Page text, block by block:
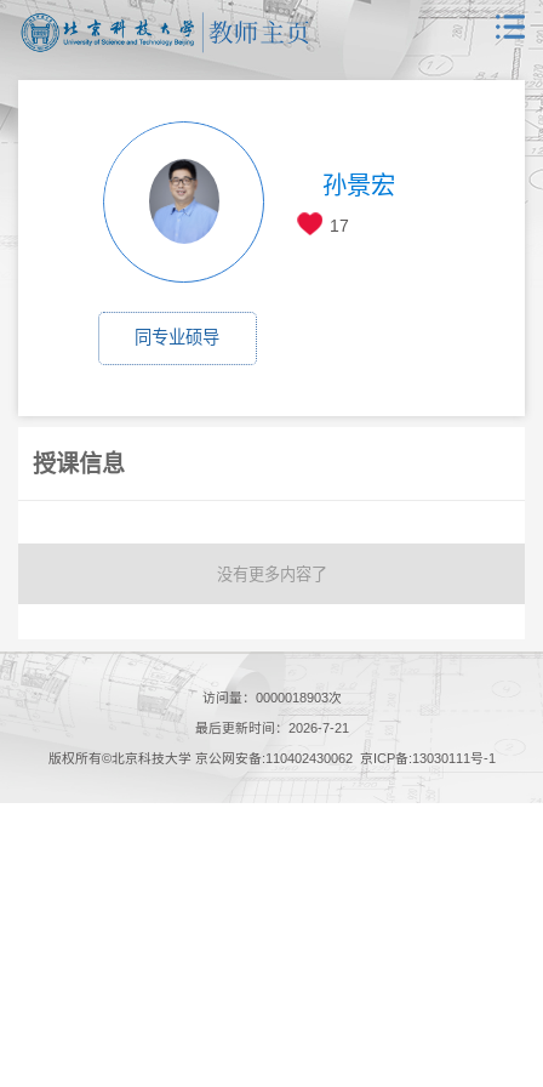
孙景宏
17
同专业硕导
授课信息
没有更多内容了
访问量： 0000018903次
最后更新时间： 2026-7-21
版权所有©北京科技大学 京公网安备:110402430062 京ICP备:13030111号-1